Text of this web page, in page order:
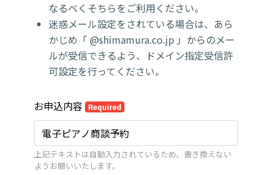
なるべくそちらをご利用ください。
迷惑メール設定をされている場合は、あら
かじめ「 @shimamura.co.jp 」からのメー
ルが受信できるよう、ドメイン指定受信許
可設定を行ってください。
お申込内容 Required
上記テキストは自動入力されているため、書き換えない
ようお願いいたします。